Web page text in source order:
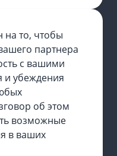
на то, чтобы
партнера
с вашими
и убеждения
об этом
возможные
в ваших